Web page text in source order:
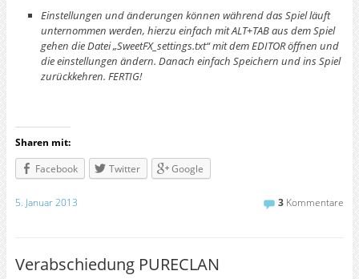
Einstellungen und änderungen können während das Spiel läuft
unternommen werden, hierzu einfach mit ALT+TAB aus dem Spiel
gehen die Datei „SweetFX_settings.txt“ mit dem EDITOR öffnen und
die einstellungen ändern. Danach einfach Speichern und ins Spiel
zurückkehren. FERTIG!
Sharen mit:
Facebook
Twitter Google
5. Januar 2013 3 Kommentare
Verabschiedung PURECLAN